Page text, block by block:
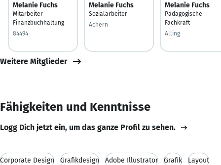
Melanie Fuchs
Mitarbeiter
Finanzbuchhaltung
84494
Melanie Fuchs
Sozialarbeiter
Achern
Melanie Fuchs
Pädagogische
Fachkraft
Alling
Weitere Mitglieder
Fähigkeiten und Kenntnisse
Logg Dich jetzt ein, um das ganze Profil zu sehen.
Corporate Design Grafikdesign Adobe Illustrator Grafik Layout